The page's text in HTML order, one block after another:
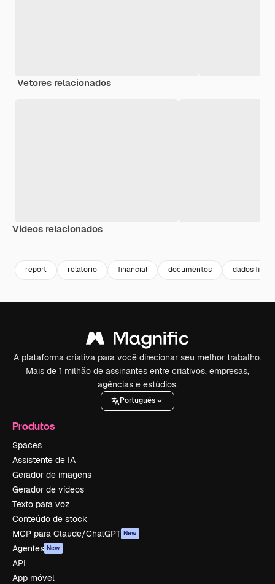
Vetores relacionados
Vídeos relacionados
report relatorio financial documentos dados
A plataforma criativa para você direcionar seu melhor trabalho.
Mais de 1 milhão de assinantes entre criativos, empresas,
agências e estúdios.
Português
Produtos
Spaces
Assistente de IA
Gerador de imagens
Gerador de vídeos
Texto para voz
Conteúdo de stock
MCP para Claude/ChatGPT New
Agentes New
API
App móvel